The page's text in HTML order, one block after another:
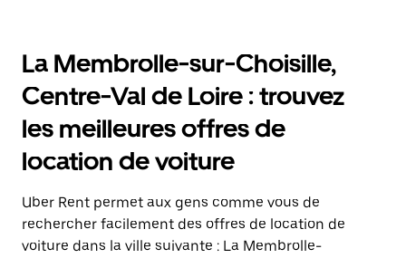
La Membrolle-sur-Choisille,
Centre-Val de Loire : trouvez
les meilleures offres de
location de voiture
Uber Rent permet aux gens comme vous de
rechercher facilement des offres de location de
voiture dans la ville suivante : La Membrolle-